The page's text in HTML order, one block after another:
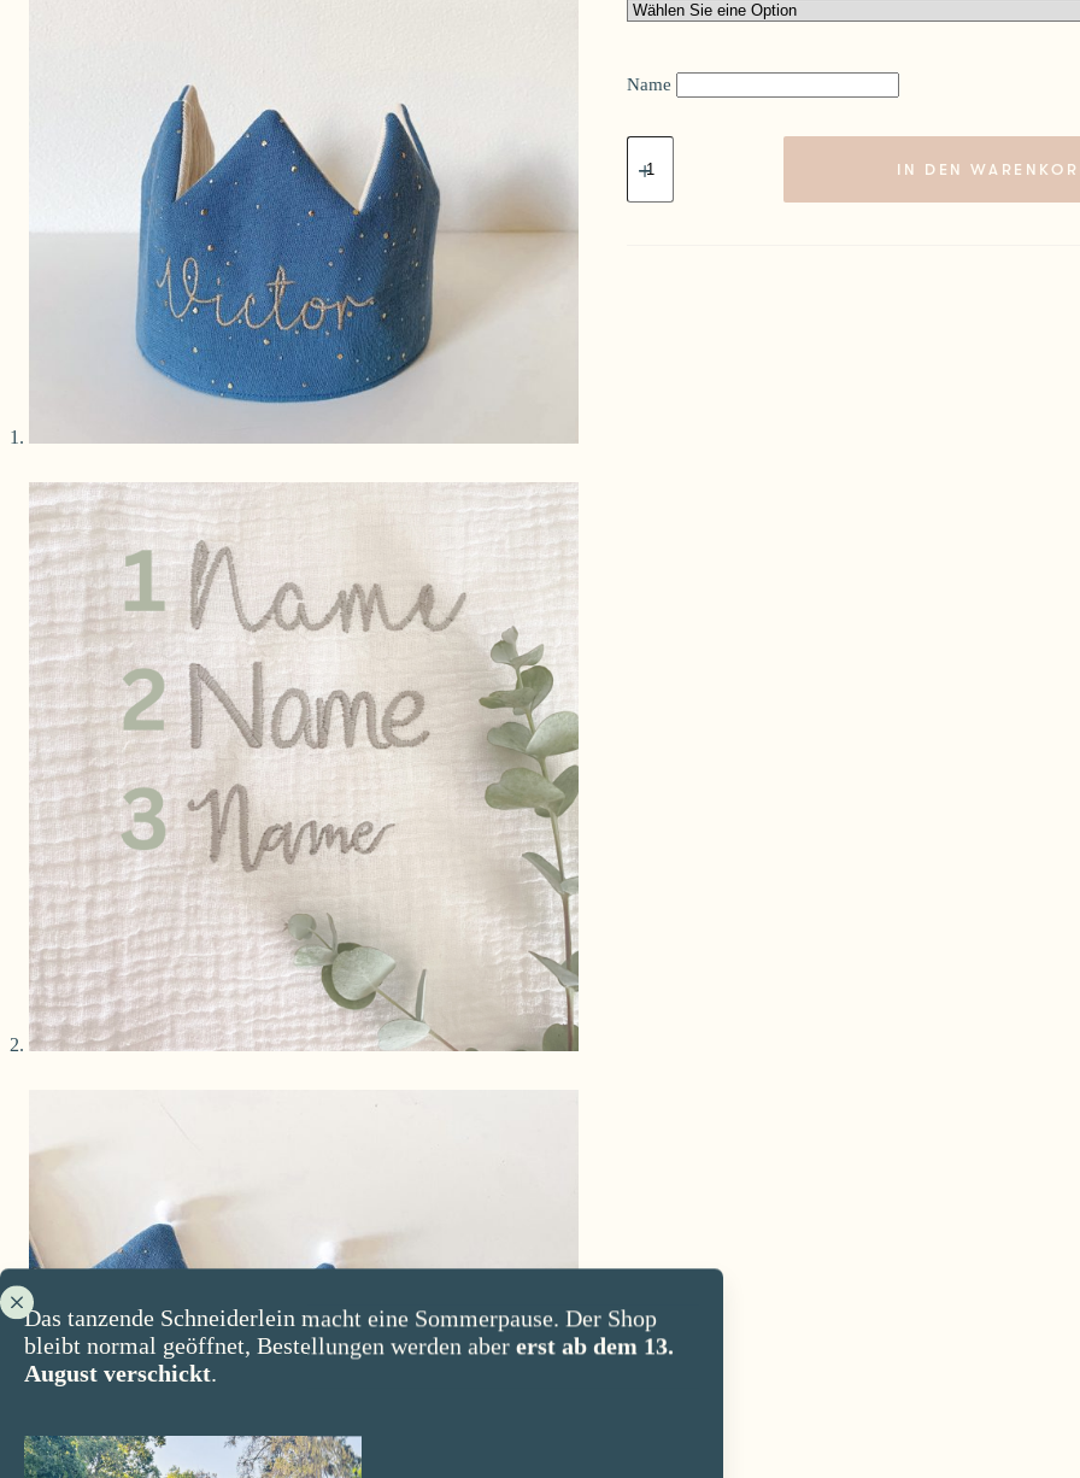
Das tanzende Schneiderlein macht eine Sommerpause. Der Shop
bleibt normal geöffnet, Bestellungen werden aber erst ab dem 13.
August verschickt.
Name
Geburtstagskrone
Victor
IN DEN